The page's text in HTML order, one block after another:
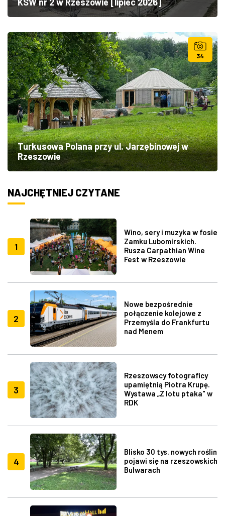
34
Turkusowa Polana przy ul. Jarzębinowej w
Rzeszowie
NAJCHĘTNIEJ CZYTANE
1
Wino, sery i muzyka w fosie
Zamku Lubomirskich.
Rusza Carpathian Wine
Fest w Rzeszowie
2
Nowe bezpośrednie
połączenie kolejowe z
Przemyśla do Frankfurtu
nad Menem
3
Rzeszowscy fotograficy
upamiętnią Piotra Krupę.
Wystawa „Z lotu ptaka" w
RDK
4
Blisko 30 tys. nowych roślin
pojawi się na rzeszowskich
Bulwarach